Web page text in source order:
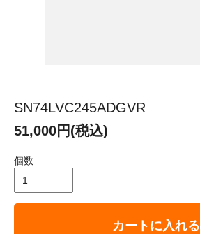
SN74LVC245ADGVR
51,000円(税込)
個数
カートに入れる